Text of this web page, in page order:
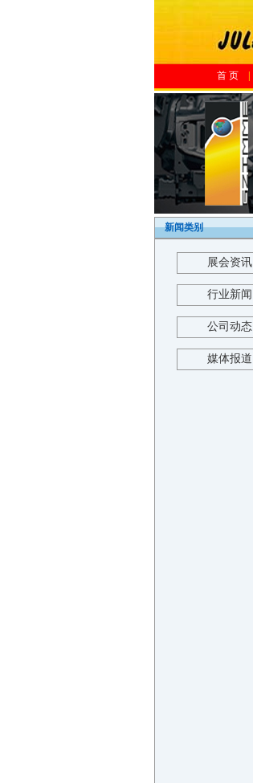
首 页
新闻类别
展会资讯
行业新闻
公司动态
媒体报道